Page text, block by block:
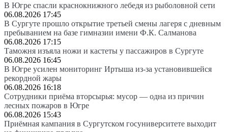
В Югре спасли краснокнижного лебедя из рыболовной сети
06.08.2026 17:45
В Сургуте прошло открытие третьей смены лагеря с дневным
пребыванием на базе гимназии имени Ф.К. Салманова
06.08.2026 17:15
Таможня изъяла ножи и кастеты у пассажиров в Сургуте
06.08.2026 16:45
В Югре усилен мониторинг Иртыша из-за установившейся
рекордной жары
06.08.2026 16:18
Сотрудники приёма вторсырья: мусор — одна из причин
лесных пожаров в Югре
06.08.2026 15:43
Приёмная кампания в Сургутском госуниверситете выходит